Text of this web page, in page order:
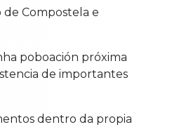
Compostela e
poboación próxima
de importantes
dentro da propia